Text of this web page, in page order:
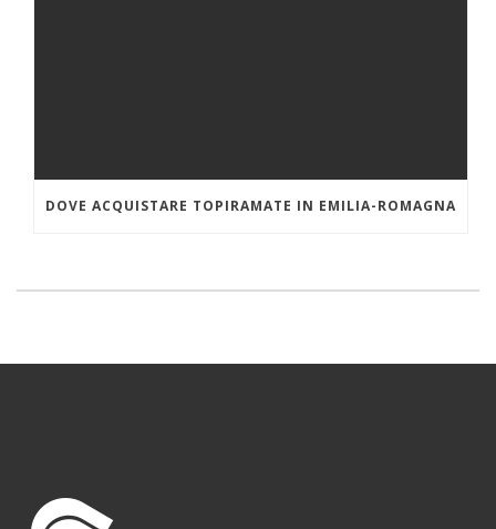
DOVE ACQUISTARE TOPIRAMATE IN EMILIA-ROMAGNA